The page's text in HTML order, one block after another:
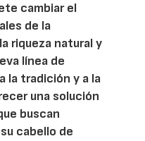
cambiar el
de la
riqueza natural y
línea de
la tradición y a la
una solución
buscan
cabello de